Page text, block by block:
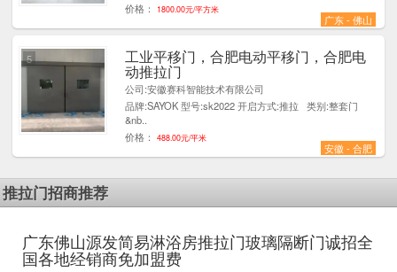
价格：
1800.00元/平方米
广东 - 佛山
工业平移门，合肥电动平移门，合肥电
动推拉门
公司:安徽赛科智能技术有限公司
品牌:SAYOK 型号:sk2022 开启方式:推拉 类别:整套门
&nb..
价格：
488.00元/平米
安徽 - 合肥
5
推拉门招商推荐
广东佛山源发简易淋浴房推拉门玻璃隔断门诚招全
国各地经销商免加盟费